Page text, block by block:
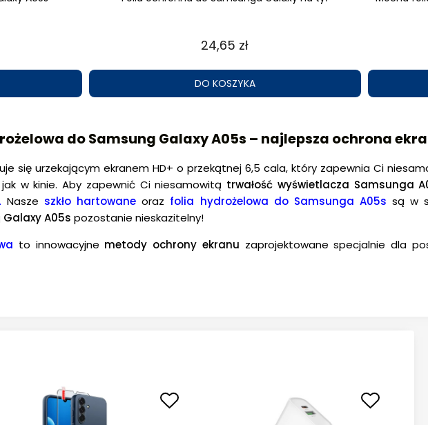
24,65 zł
DO KOSZYKA
do Samsung Galaxy A05s – najlepsza ochrona
się urzekającym ekranem HD+ o przekątnej 6,5 cala, który zapewnia Ci
w kinie. Aby zapewnić Ci niesamowitą trwałość wyświetlacza Samsunga
. Nasze szkło hartowane oraz folia hydrożelowa do Samsunga A05s są w
Galaxy A05s pozostanie nieskazitelny!
to innowacyjne metody ochrony ekranu zaprojektowane specjalnie dla
zostało precyzyjnie zaprojektowane, aby zapewnić
odporne na zarysowania, co pozwala zachować ekran Twojego
bez żadnych zakłóceń, dzięki czemu można w pełni cieszyć się tym